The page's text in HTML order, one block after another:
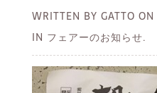
WRITTEN BY GATTO ON
IN フェアーのお知らせ.